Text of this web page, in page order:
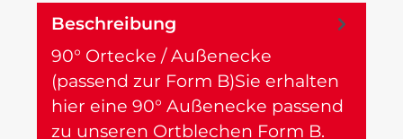
Beschreibung
90° Ortecke / Außenecke
(passend zur Form B)Sie erhalten
hier eine 90° Außenecke passend
zu unseren Ortblechen Form B.